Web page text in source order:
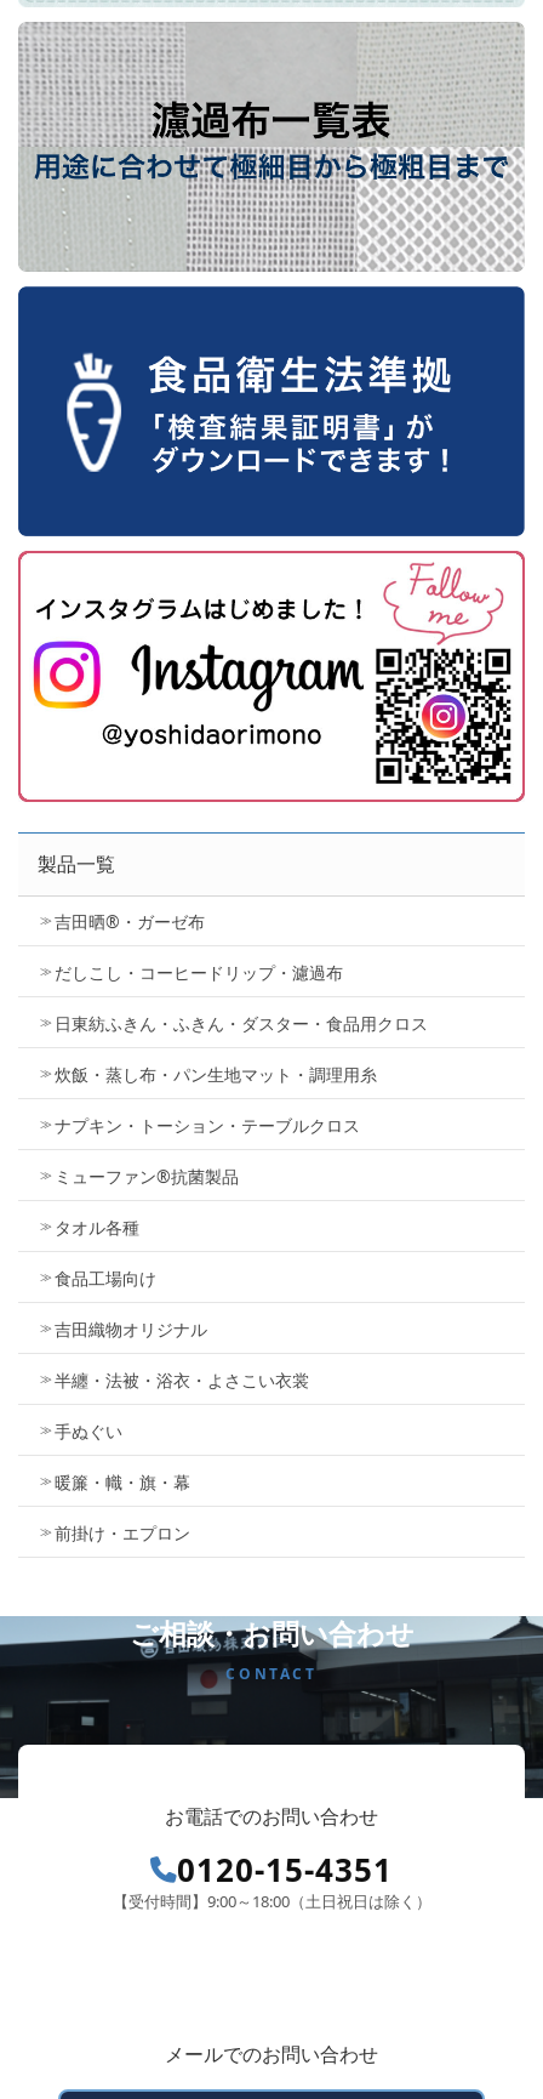
製品一覧
吉田晒®・ガーゼ布
だしこし・コーヒードリップ・濾過布
日東紡ふきん・ふきん・ダスター・食品用クロス
炊飯・蒸し布・パン生地マット・調理用糸
ナプキン・トーション・テーブルクロス
ミューファン®抗菌製品
タオル各種
食品工場向け
吉田織物オリジナル
半纏・法被・浴衣・よさこい衣裳
手ぬぐい
暖簾・幟・旗・幕
前掛け・エプロン
ご相談・お問い合わせ
CONTACT
お電話でのお問い合わせ
0120-15-4351
【受付時間】9:00～18:00（土日祝日は除く）
メールでのお問い合わせ